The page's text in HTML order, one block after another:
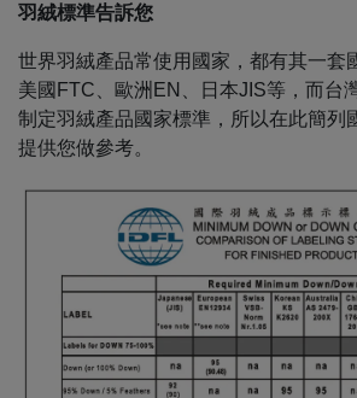
羽絨標準告訴您
世界羽絨產品常使用國家，都有其一套
美國FTC、歐洲EN、日本JIS等，而台
制定羽絨產品國家標準，所以在此簡列
提供您做參考。